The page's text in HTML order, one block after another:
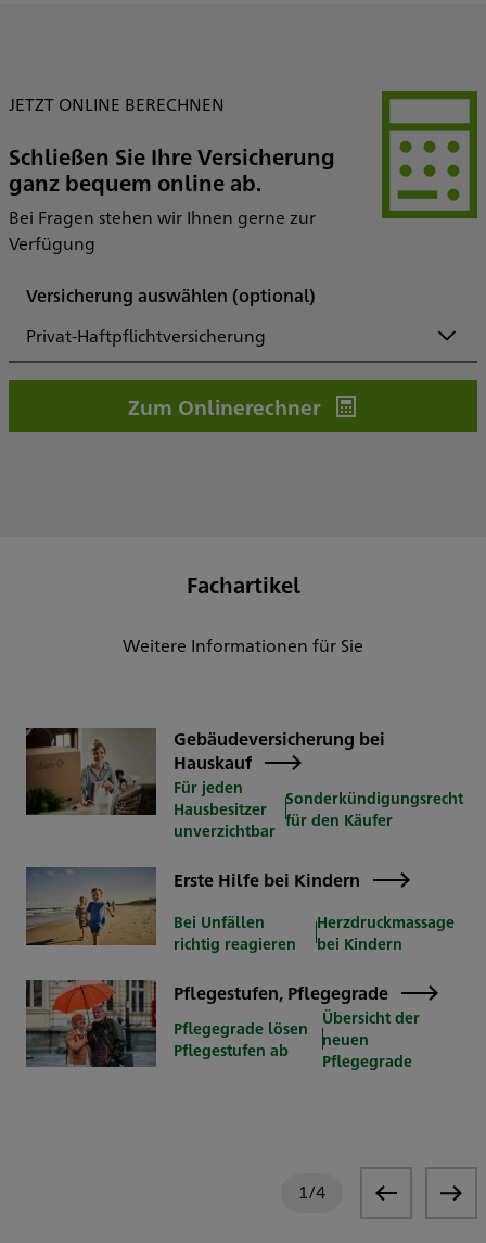
JETZT ONLINE BERECHNEN
Schließen Sie Ihre Versicherung
ganz bequem online ab.
Bei Fragen stehen wir Ihnen gerne zur
Verfügung
Versicherung auswählen (optional)
Privat-Haftpflichtversicherung
Zum Onlinerechner
Fachartikel
Weitere Informationen für Sie
Gebäudeversicherung bei
Hauskauf
Für jeden
Hausbesitzer
unverzichtbar
Sonderkündigungsrecht
für den Käufer
Erste Hilfe bei Kindern
Bei Unfällen
richtig reagieren
Herzdruckmassage
bei Kindern
Pflegestufen, Pflegegrade
Pflegegrade lösen
Pflegestufen ab
Übersicht der
neuen
Pflegegrade
1/4